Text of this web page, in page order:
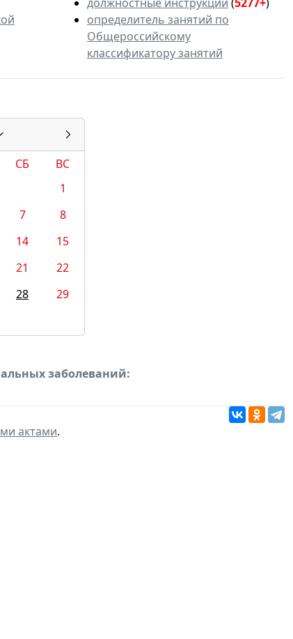
определитель занятий по
Общероссийскому
классификатору занятий
СБ
ВС
1
7
8
14
15
21
22
28
29
заболеваний:
актами.